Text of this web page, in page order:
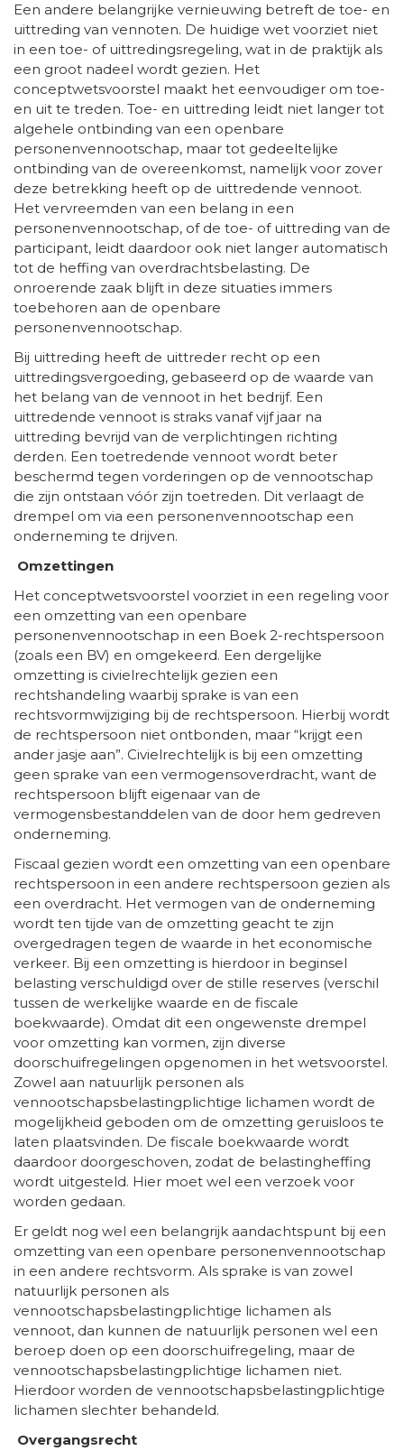
Een andere belangrijke vernieuwing betreft de toe- en
uittreding van vennoten. De huidige wet voorziet niet
in een toe- of uittredingsregeling, wat in de praktijk als
een groot nadeel wordt gezien. Het
conceptwetsvoorstel maakt het eenvoudiger om toe-
en uit te treden. Toe- en uittreding leidt niet langer tot
algehele ontbinding van een openbare
personenvennootschap, maar tot gedeeltelijke
ontbinding van de overeenkomst, namelijk voor zover
deze betrekking heeft op de uittredende vennoot.
Het vervreemden van een belang in een
personenvennootschap, of de toe- of uittreding van de
participant, leidt daardoor ook niet langer automatisch
tot de heffing van overdrachtsbelasting. De
onroerende zaak blijft in deze situaties immers
toebehoren aan de openbare
personenvennootschap.
Bij uittreding heeft de uittreder recht op een
uittredingsvergoeding, gebaseerd op de waarde van
het belang van de vennoot in het bedrijf. Een
uittredende vennoot is straks vanaf vijf jaar na
uittreding bevrijd van de verplichtingen richting
derden. Een toetredende vennoot wordt beter
beschermd tegen vorderingen op de vennootschap
die zijn ontstaan vóór zijn toetreden. Dit verlaagt de
drempel om via een personenvennootschap een
onderneming te drijven.
Omzettingen
Het conceptwetsvoorstel voorziet in een regeling voor
een omzetting van een openbare
personenvennootschap in een Boek 2-rechtspersoon
(zoals een BV) en omgekeerd. Een dergelijke
omzetting is civielrechtelijk gezien een
rechtshandeling waarbij sprake is van een
rechtsvormwijziging bij de rechtspersoon. Hierbij wordt
de rechtspersoon niet ontbonden, maar “krijgt een
ander jasje aan”. Civielrechtelijk is bij een omzetting
geen sprake van een vermogensoverdracht, want de
rechtspersoon blijft eigenaar van de
vermogensbestanddelen van de door hem gedreven
onderneming.
Fiscaal gezien wordt een omzetting van een openbare
rechtspersoon in een andere rechtspersoon gezien als
een overdracht. Het vermogen van de onderneming
wordt ten tijde van de omzetting geacht te zijn
overgedragen tegen de waarde in het economische
verkeer. Bij een omzetting is hierdoor in beginsel
belasting verschuldigd over de stille reserves (verschil
tussen de werkelijke waarde en de fiscale
boekwaarde). Omdat dit een ongewenste drempel
voor omzetting kan vormen, zijn diverse
doorschuifregelingen opgenomen in het wetsvoorstel.
Zowel aan natuurlijk personen als
vennootschapsbelastingplichtige lichamen wordt de
mogelijkheid geboden om de omzetting geruisloos te
laten plaatsvinden. De fiscale boekwaarde wordt
daardoor doorgeschoven, zodat de belastingheffing
wordt uitgesteld. Hier moet wel een verzoek voor
worden gedaan.
Er geldt nog wel een belangrijk aandachtspunt bij een
omzetting van een openbare personenvennootschap
in een andere rechtsvorm. Als sprake is van zowel
natuurlijk personen als
vennootschapsbelastingplichtige lichamen als
vennoot, dan kunnen de natuurlijk personen wel een
beroep doen op een doorschuifregeling, maar de
vennootschapsbelastingplichtige lichamen niet.
Hierdoor worden de vennootschapsbelastingplichtige
lichamen slechter behandeld.
Overgangsrecht